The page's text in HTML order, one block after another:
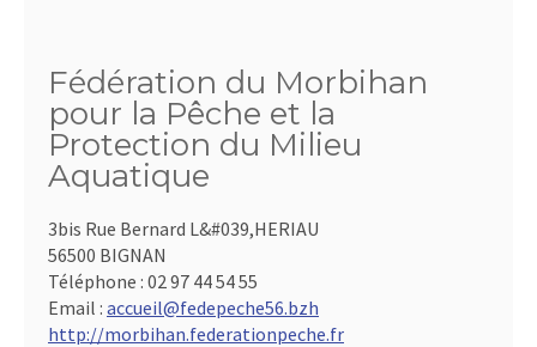
Fédération du Morbihan
pour la Pêche et la
Protection du Milieu
Aquatique
3bis Rue Bernard L&#039,HERIAU
56500 BIGNAN
Téléphone : 02 97 44 54 55
Email : accueil@fedepeche56.bzh
http://morbihan.federationpeche.fr